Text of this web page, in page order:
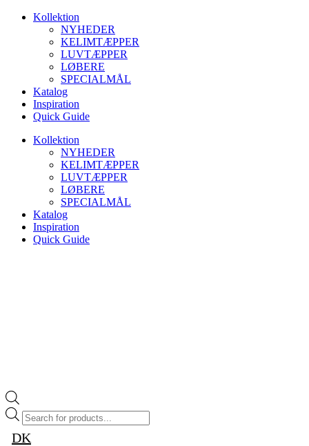
VidereKollektion
NYHEDER
KELIMTÆPPER
LUVTÆPPER
LØBERE
SPECIALMÅL
Katalog
Inspiration
Quick Guide
Kollektion
NYHEDER
KELIMTÆPPER
LUVTÆPPER
LØBERE
SPECIALMÅL
Katalog
Inspiration
Quick Guide
Products
search
DK